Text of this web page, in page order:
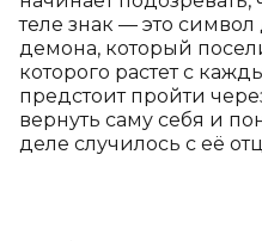
теле знак — это
демона, который
которого растет с
предстоит пройти
вернуть саму себя и
деле случилось с её